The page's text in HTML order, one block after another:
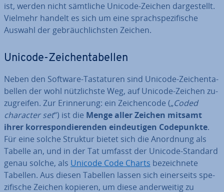
ist, werden nicht sämtliche Unicode-Zeichen dar­ge­stellt.
Vielmehr handelt es sich um eine sprach­spe­zi­fi­sche
Auswahl der ge­bräuch­lichs­ten Zeichen.
Unicode-Zei­chen­ta­bel­len
Neben den Software-Tas­ta­tu­ren sind Unicode-Zei­chen­ta­
bel­len der wohl nütz­lichs­te Weg, auf Unicode-Zeichen zu­
zu­grei­fen. Zur Er­in­ne­rung: ein Zei­chen­code („Coded
character set“) ist die Menge aller Zeichen mitsamt
ihrer kor­re­spon­die­ren­den ein­deu­ti­gen Code­punk­te.
Für eine solche Struktur bietet sich die Anordnung als
Tabelle an, und in der Tat umfasst der Unicode-Standard
genau solche, als Unicode Code Charts be­zeich­ne­te
Tabellen. Aus diesen Tabellen lassen sich ei­ner­seits spe­
zi­fi­sche Zeichen kopieren, um diese an­der­wei­tig zu